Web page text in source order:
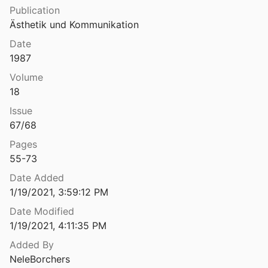
and the good neighbor
Becker
1972
und Erziehung
1979
Testanalyse
experimentellen Sozialpsychologie
of children’s groups
1943
Publication
Ästhetik und Kommunikation
Date
1987
Volume
18
Issue
67/68
Pages
55-73
Date Added
1/19/2021, 3:59:12 PM
Date Modified
1/19/2021, 4:11:35 PM
Added By
NeleBorchers